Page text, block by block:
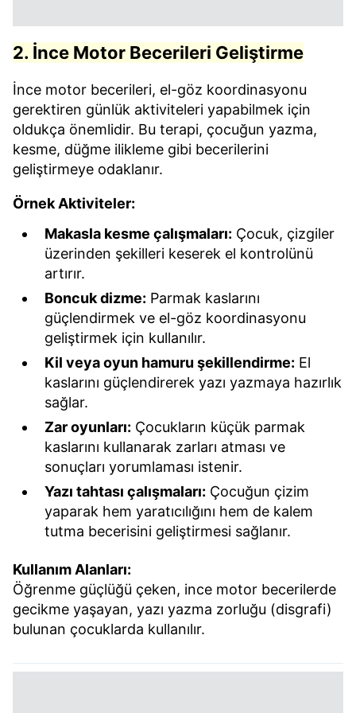
2. İnce Motor Becerileri Geliştirme
İnce motor becerileri, el-göz koordinasyonu
gerektiren günlük aktiviteleri yapabilmek için
oldukça önemlidir. Bu terapi, çocuğun yazma,
kesme, düğme ilikleme gibi becerilerini
geliştirmeye odaklanır.
Örnek Aktiviteler:
Makasla kesme çalışmaları: Çocuk, çizgiler
üzerinden şekilleri keserek el kontrolünü
artırır.
Boncuk dizme: Parmak kaslarını
güçlendirmek ve el-göz koordinasyonu
geliştirmek için kullanılır.
Kil veya oyun hamuru şekillendirme: El
kaslarını güçlendirerek yazı yazmaya hazırlık
sağlar.
Zar oyunları: Çocukların küçük parmak
kaslarını kullanarak zarları atması ve
sonuçları yorumlaması istenir.
Yazı tahtası çalışmaları: Çocuğun çizim
yaparak hem yaratıcılığını hem de kalem
tutma becerisini geliştirmesi sağlanır.
Kullanım Alanları:
Öğrenme güçlüğü çeken, ince motor becerilerde
gecikme yaşayan, yazı yazma zorluğu (disgrafi)
bulunan çocuklarda kullanılır.